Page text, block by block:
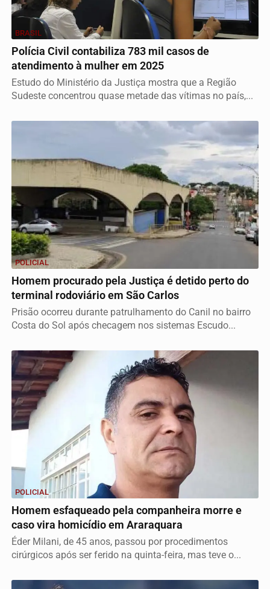
BRASIL
Polícia Civil contabiliza 783 mil casos de
atendimento à mulher em 2025
Estudo do Ministério da Justiça mostra que a Região
Sudeste concentrou quase metade das vítimas no país,...
POLICIAL
Homem procurado pela Justiça é detido perto do
terminal rodoviário em São Carlos
Prisão ocorreu durante patrulhamento do Canil no bairro
Costa do Sol após checagem nos sistemas Escudo...
POLICIAL
Homem esfaqueado pela companheira morre e
caso vira homicídio em Araraquara
Éder Milani, de 45 anos, passou por procedimentos
cirúrgicos após ser ferido na quinta-feira, mas teve o...